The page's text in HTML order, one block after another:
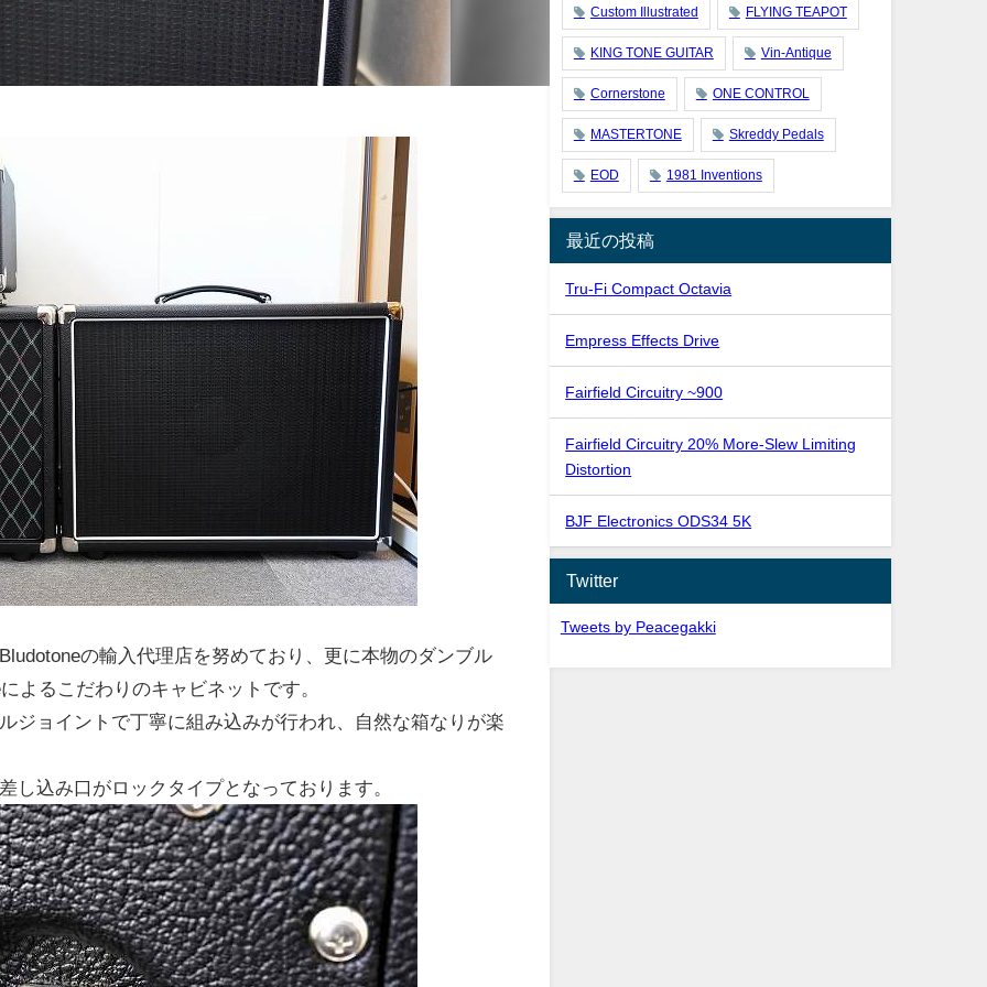
の輸入代理店を努めており、更に本物のダンブル
よるこだわりのキャビネットです。
ジョイントで丁寧に組み込みが行われ、自然な箱なりが楽
し込み口がロックタイプとなっております。
Custom Illustrated FLYING TEAPOT
KING TONE GUITAR Vin-Antique
Cornerstone ONE CONTROL
MASTERTONE Skreddy Pedals
EOD 1981 Inventions
最近の投稿
Tru-Fi Compact Octavia
Empress Effects Drive
Fairfield Circuitry ~900
Fairfield Circuitry 20% More-Slew Limiting
Distortion
BJF Electronics ODS34 5K
Twitter
Tweets by Peacegakki